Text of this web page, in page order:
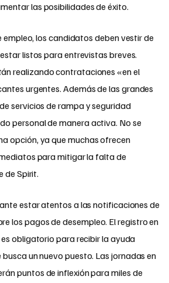
las posibilidades de éxito.
empleo, los candidatos deben vestir de
listos para entrevistas breves.
realizando contrataciones «en el
urgentes. Además de las grandes
servicios de rampa y seguridad
personal de manera activa. No se
opción, ya que muchas ofrecen
para mitigar la falta de
de Spirit.
estar atentos a las notificaciones de
los pagos de desempleo. El registro en
obligatorio para recibir la ayuda
un nuevo puesto. Las jornadas en
puntos de inflexión para miles de